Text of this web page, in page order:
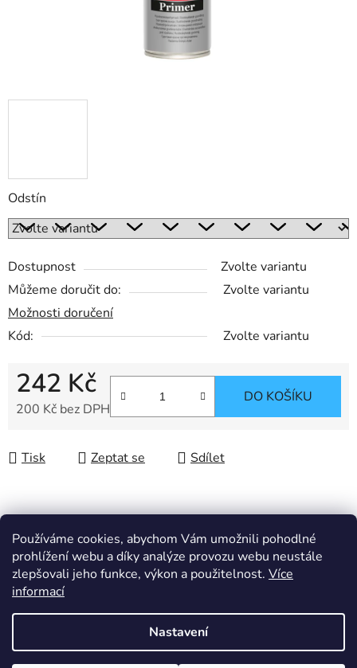
Používáme cookies, abychom Vám umožnili pohodlné
prohlížení webu a díky analýze provozu webu neustále
zlepšovali jeho funkce, výkon a použitelnost. Více
informací
Nastavení
Odstín
Dostupnost
Zvolte variantu
Můžeme doručit do:
Zvolte variantu
Možnosti doručení
Kód:
Zvolte variantu
242 Kč
200 Kč bez DPH
DO KOŠÍKU
Tisk Zeptat se Sdílet
Popis
Související soubory (3)